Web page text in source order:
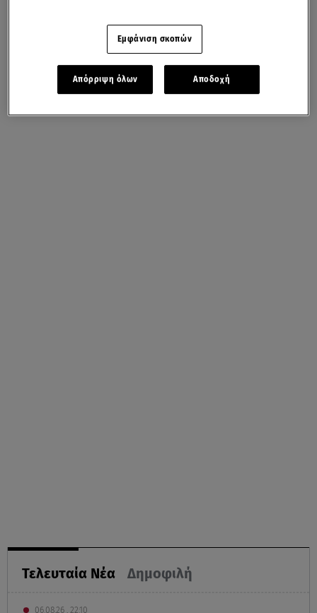
Τελευταία Νέα Δημοφιλή
06.08.26 , 22:10
Εμφάνιση σκοπών
Απόρριψη όλων Αποδοχή